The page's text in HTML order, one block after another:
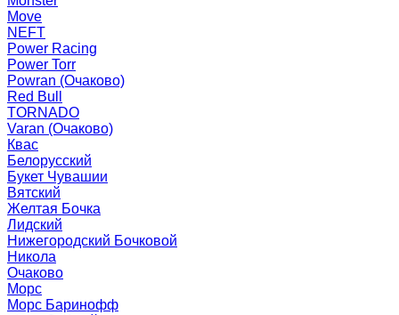
Move
NEFT
Power Racing
Power Torr
Powran (Очаково)
Red Bull
TORNADO
Varan (Очаково)
Квас
Белорусский
Букет Чувашии
Вятский
Желтая Бочка
Лидский
Нижегородский Бочковой
Никола
Очаково
Морс
Морс Баринофф